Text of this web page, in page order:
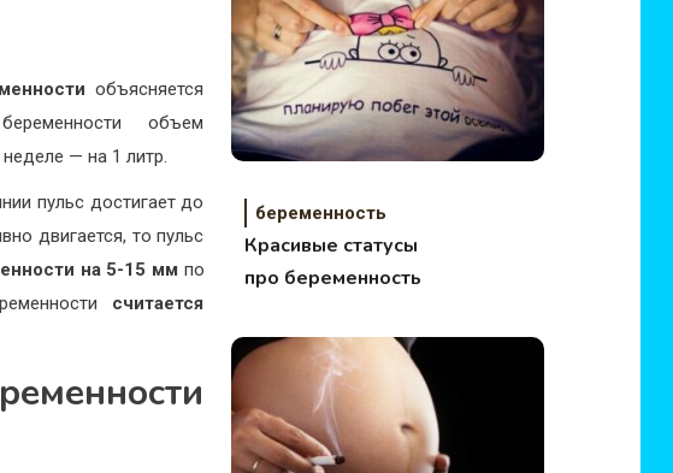
объясняется
объем
— на 1 литр.
пульс достигает до
двигается, то пульс
на 5-15 мм по
считается
беременность
Красивые статусы
про беременность